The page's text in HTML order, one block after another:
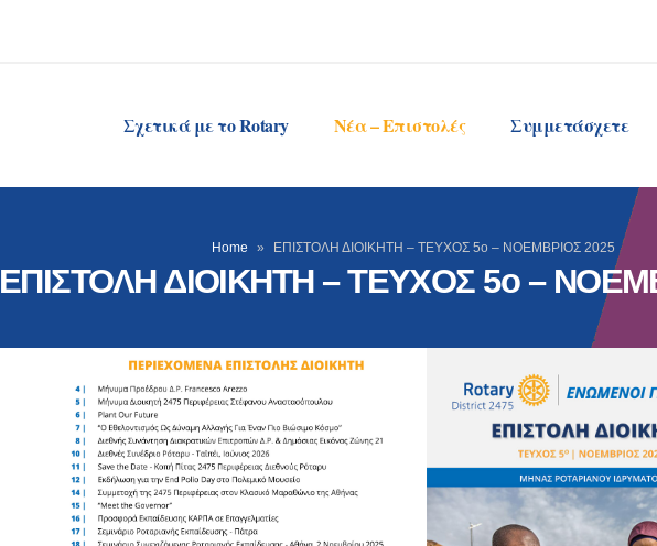
Σχετικά με το Rotary Νέα – Επιστολές Συμμετάσχετε
Home » ΕΠΙΣΤΟΛΗ ΔΙΟΙΚΗΤΗ – ΤΕΥΧΟΣ 5ο – ΝΟΕΜΒΡΙΟΣ 2025
ΕΠΙΣΤΟΛΗ ΔΙΟΙΚΗΤΗ – ΤΕΥΧΟΣ 5ο –